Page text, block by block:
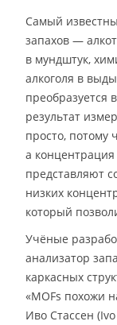
Самый
запахов —
в мундштук,
алкоголя в
преобразуется
результат
просто, потому
а
представляют
низких
который
Учёные
анализатор
каркасных
«MOFs похожи
Иво Стассен